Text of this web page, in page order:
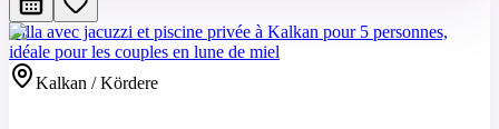
Villa avec jacuzzi et piscine privée à Kalkan pour 5 personnes,
idéale pour les couples en lune de miel
Kalkan / Kördere